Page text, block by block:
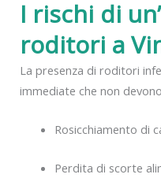
I rischi di
roditori a
La presenza di roditori
immediate che non
Rosicchiamento di
Perdita di scorte